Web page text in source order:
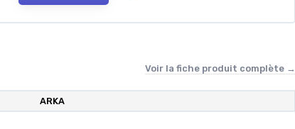
Voir la fiche produit complète →
ARKA